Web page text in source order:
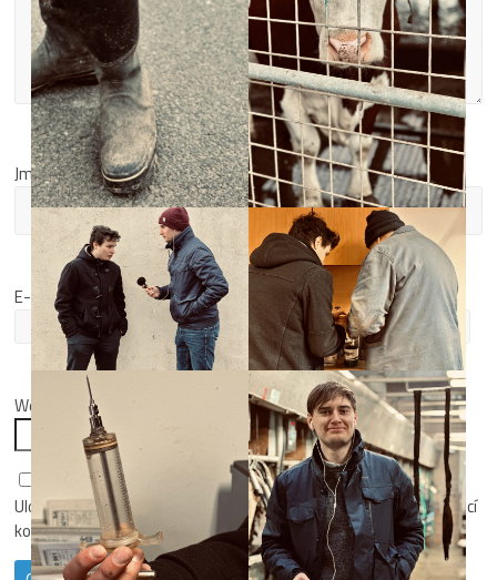
Jméno*
E-mail*
Webová stránka
Uložit do prohlížeče jméno, e-mail a webovou stránku pro budoucí
komentáře.